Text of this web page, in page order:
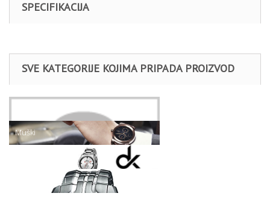
SPECIFIKACIJA
SVE KATEGORIJE KOJIMA PRIPADA PROIZVOD
Muški
RUČNI SATOVI